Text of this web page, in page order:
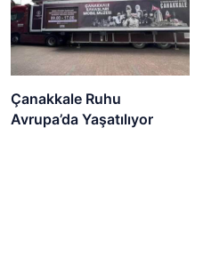
Çanakkale Ruhu
Avrupa’da Yaşatılıyor